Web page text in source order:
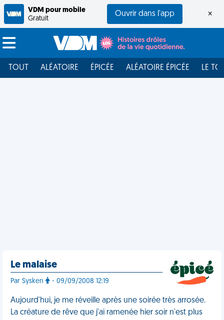
VDM pour mobile
Gratuit
Ouvrir dans l'app ×
TOUT ALÉATOIRE ÉPICÉE ALÉATOIRE ÉPICÉE LE
Le malaise
Par Sysken - 09/09/2008 12:19
Aujourd'hui, je me réveille après une soirée très arrosée.
La créature de rêve que j'ai ramenée hier soir n'est plus